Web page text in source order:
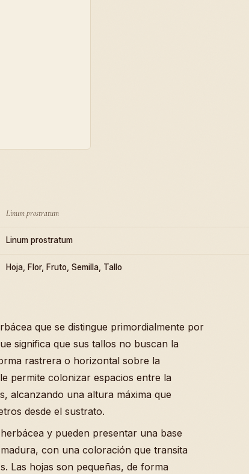
Linum prostratum
Linum prostratum
Hoja, Flor, Fruto, Semilla, Tallo
que se distingue primordialmente por
significa que sus tallos no buscan la
rastrera o horizontal sobre la
permite colonizar espacios entre la
alcanzando una altura máxima que
desde el sustrato.
y pueden presentar una base
con una coloración que transita
Las hojas son pequeñas, de forma